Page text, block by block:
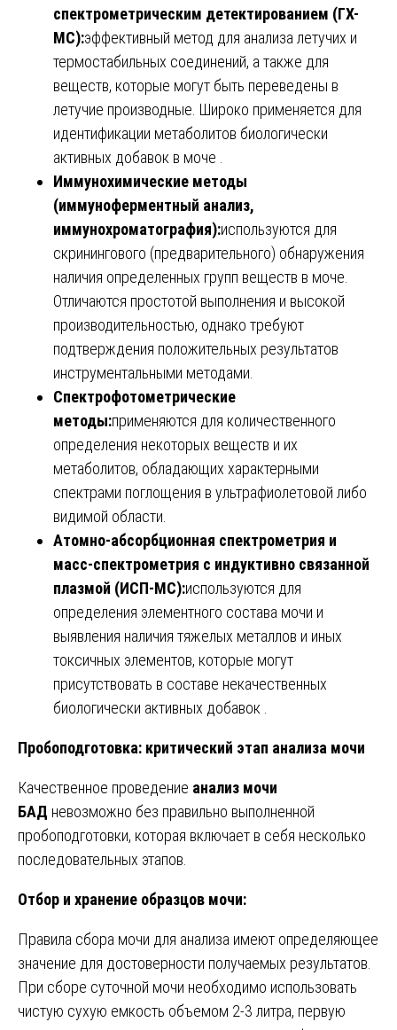
спектрометрическим детектированием (ГХ-
МС):эффективный метод для анализа летучих и
термостабильных соединений, а также для
веществ, которые могут быть переведены в
летучие производные. Широко применяется для
идентификации метаболитов биологически
активных добавок в моче .
Иммунохимические методы
(иммуноферментный анализ,
иммунохроматография):используются для
скринингового (предварительного) обнаружения
наличия определенных групп веществ в моче.
Отличаются простотой выполнения и высокой
производительностью, однако требуют
подтверждения положительных результатов
инструментальными методами.
Спектрофотометрические
методы:применяются для количественного
определения некоторых веществ и их
метаболитов, обладающих характерными
спектрами поглощения в ультрафиолетовой либо
видимой области.
Атомно-абсорбционная спектрометрия и
масс-спектрометрия с индуктивно связанной
плазмой (ИСП-МС):используются для
определения элементного состава мочи и
выявления наличия тяжелых металлов и иных
токсичных элементов, которые могут
присутствовать в составе некачественных
биологически активных добавок .
Пробоподготовка: критический этап анализа мочи
Качественное проведение анализ мочи
БАД невозможно без правильно выполненной
пробоподготовки, которая включает в себя несколько
последовательных этапов.
Отбор и хранение образцов мочи:
Правила сбора мочи для анализа имеют определяющее
значение для достоверности получаемых результатов.
При сборе суточной мочи необходимо использовать
чистую сухую емкость объемом 2-3 литра, первую